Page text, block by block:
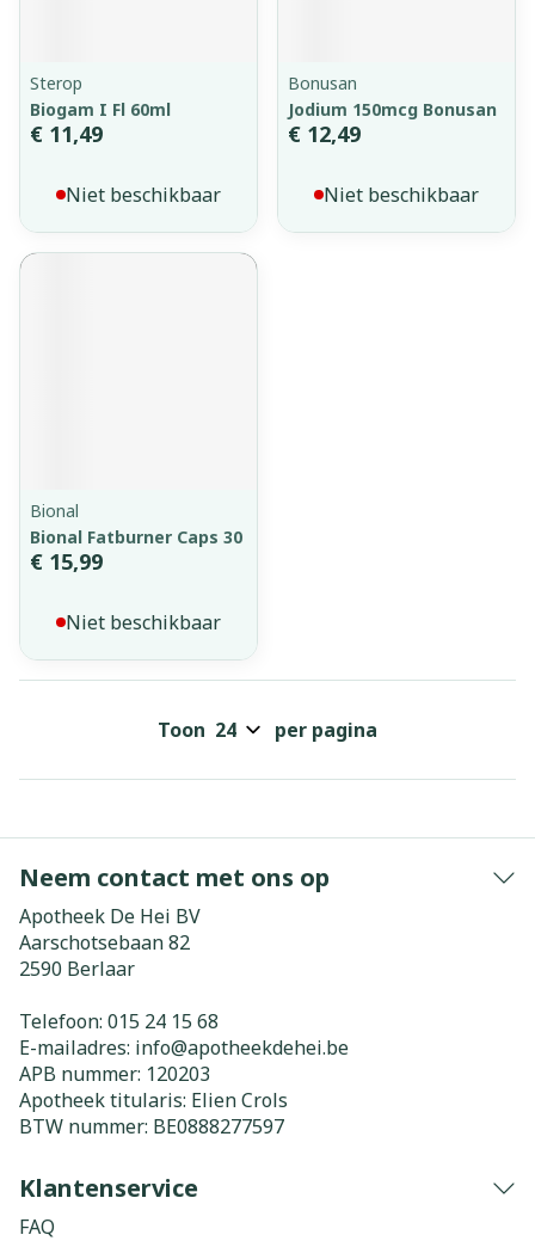
Sterop
Biogam I Fl 60ml
€ 11,49
Niet beschikbaar
Bonusan
Jodium 150mcg Bonusan
€ 12,49
Niet beschikbaar
Bional
Bional Fatburner Caps 30
€ 15,99
Niet beschikbaar
Toon per pagina
Neem contact met ons op
Apotheek De Hei BV
Aarschotsebaan 82
2590 Berlaar
Telefoon: 015 24 15 68
E-mailadres: info@apotheekdehei.be
APB nummer: 120203
Apotheek titularis: Elien Crols
BTW nummer: BE0888277597
Klantenservice
FAQ